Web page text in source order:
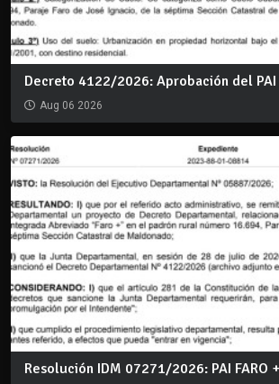
Decreto 4122/2026: Aprobación del PAI
Aug 06 2026
Resolución IDM 07271/2026: PAI FARO +